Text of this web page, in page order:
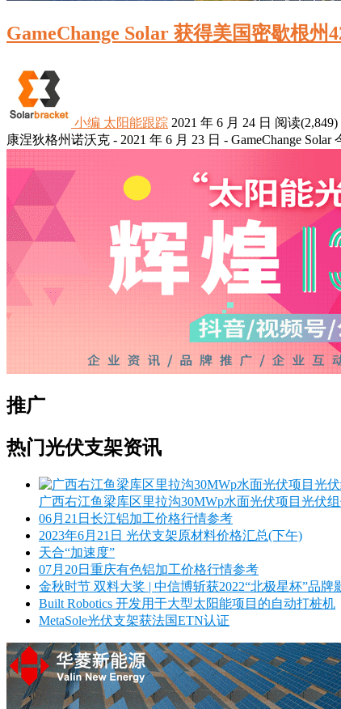
GameChange Solar 获得美国密歇根
小编 太阳能跟踪 2021 年 6 月 24 日 阅读(2,849)
康涅狄格州诺沃克 - 2021 年 6 月 23 日 - GameChange
推广
热门光伏支架资讯
广西右江鱼梁库区里拉沟30MWp水面光伏项目光伏
06月21日长江铝加工价格行情参考
2023年6月21日 光伏支架原材料价格汇总(下午)
天合“加速度”
07月20日重庆有色铝加工价格行情参考
金秋时节 双料大奖 | 中信博斩获2022“北极星杯”品牌
Built Robotics 开发用于大型太阳能项目的自动打桩机
MetaSole光伏支架获法国ETN认证